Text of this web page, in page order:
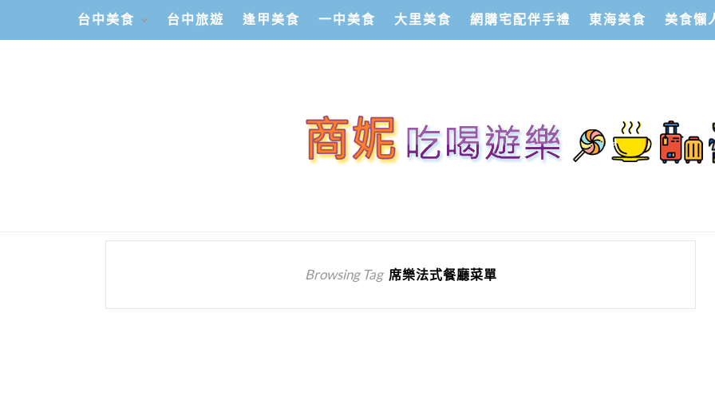
台中美食 台中旅遊 逢甲美食 一中美食 大里美食 網購宅配伴手禮 東海美食 美食懶
Browsing Tag 席樂法式餐廳菜單